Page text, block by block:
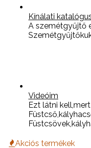
Kínálati
A szemétgyűjtő
Videóim
Ezt látni
Akciós termékek